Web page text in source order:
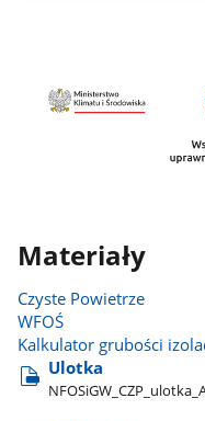
Materiały
Czyste Powietrze
WFOŚ
Kalkulator grubości
Ulotka